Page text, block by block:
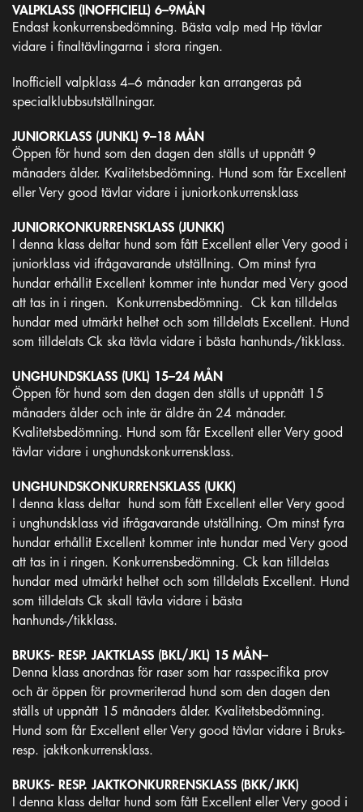
VALPKLASS (INOFFICIELL) 6–9MÅN
Endast konkurrensbedömning. Bästa valp med Hp tävlar
vidare i finaltävlingarna i stora ringen.
Inofficiell valpklass 4–6 månader kan arrangeras på
specialklubbsutställningar.
JUNIORKLASS (JUNKL) 9–18 MÅN
Öppen för hund som den dagen den ställs ut uppnått 9
månaders ålder. Kvalitetsbedömning. Hund som får Excellent
eller Very good tävlar vidare i juniorkonkurrensklass
JUNIORKONKURRENSKLASS (JUNKK)
I denna klass deltar hund som fått Excellent eller Very good i
juniorklass vid ifrågavarande utställning. Om minst fyra
hundar erhållit Excellent kommer inte hundar med Very good
att tas in i ringen. Konkurrensbedömning. Ck kan tilldelas
hundar med utmärkt helhet och som tilldelats Excellent. Hund
som tilldelats Ck ska tävla vidare i bästa hanhunds-/tikklass.
UNGHUNDSKLASS (UKL) 15–24 MÅN
Öppen för hund som den dagen den ställs ut uppnått 15
månaders ålder och inte är äldre än 24 månader.
Kvalitetsbedömning. Hund som får Excellent eller Very good
tävlar vidare i unghundskonkurrensklass.
UNGHUNDSKONKURRENSKLASS (UKK)
I denna klass deltar hund som fått Excellent eller Very good
i unghundsklass vid ifrågavarande utställning. Om minst fyra
hundar erhållit Excellent kommer inte hundar med Very good
att tas in i ringen. Konkurrensbedömning. Ck kan tilldelas
hundar med utmärkt helhet och som tilldelats Excellent. Hund
som tilldelats Ck skall tävla vidare i bästa
hanhunds-/tikklass.
BRUKS- RESP. JAKTKLASS (BKL/JKL) 15 MÅN–
Denna klass anordnas för raser som har rasspecifika prov
och är öppen för provmeriterad hund som den dagen den
ställs ut uppnått 15 månaders ålder. Kvalitetsbedömning.
Hund som får Excellent eller Very good tävlar vidare i Bruks-
resp. jaktkonkurrensklass.
BRUKS- RESP. JAKTKONKURRENSKLASS (BKK/JKK)
I denna klass deltar hund som fått Excellent eller Very good i